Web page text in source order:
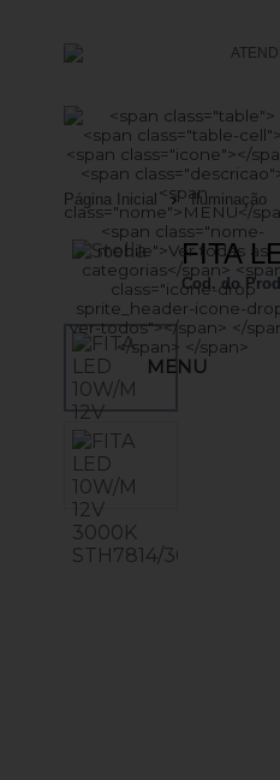
(47)
MENU
Página Inicial Iluminação
FITA
Cod. do